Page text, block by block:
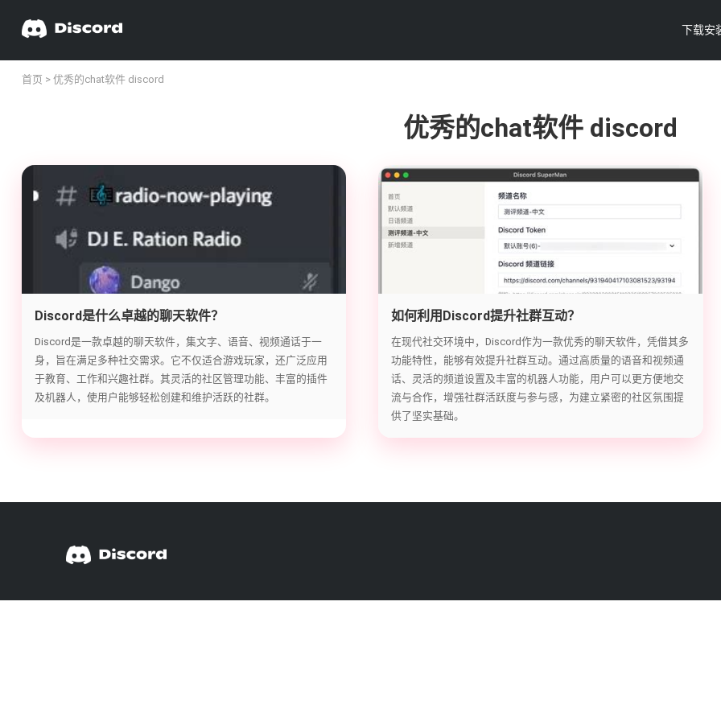
下载安
首页 > 优秀的chat软件 discord
优秀的chat软件 discord
Discord是什么卓越的聊天软件？
Discord是一款卓越的聊天软件，集文字、语音、视频通话于一
身，旨在满足多种社交需求。它不仅适合游戏玩家，还广泛应用
于教育、工作和兴趣社群。其灵活的社区管理功能、丰富的插件
及机器人，使用户能够轻松创建和维护活跃的社群。
如何利用Discord提升社群互动？
在现代社交环境中，Discord作为一款优秀的聊天软件，凭借其多
功能特性，能够有效提升社群互动。通过高质量的语音和视频通
话、灵活的频道设置及丰富的机器人功能，用户可以更方便地交
流与合作，增强社群活跃度与参与感，为建立紧密的社区氛围提
供了坚实基础。